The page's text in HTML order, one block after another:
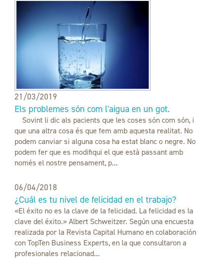
21/03/2019
Els problemes són com l'aigua en un got.
Sovint li dic als pacients que les coses són com són, i
que una altra cosa és que fem amb aquesta realitat. No
podem canviar si alguna cosa ha estat blanc o negre. No
podem fer que es modifiqui el que està passant amb
només el nostre pensament, p...
06/04/2018
¿Cuál es tu nivel de felicidad en el trabajo?
«El éxito no es la clave de la felicidad. La felicidad es la
clave del éxito.» Albert Schweitzer. Según una encuesta
realizada por la Revista Capital Humano en colaboración
con TopTen Business Experts, en la que consultaron a
profesionales relacionad...